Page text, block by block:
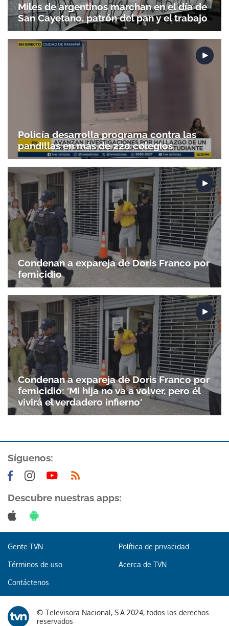
Miles de argentinos marchan en el día de
San Cayetano, patrón del pan y el trabajo
Policía desarrolla programa contra las
pandillas en más de 220 colegios
Condenan a expareja de Doris Franco por
femicidio
Condenan a expareja de Doris Franco por
femicidio: 'Mi hija no va a volver, pero él
vivirá el verdadero infierno'
Síguenos:
Descubre nuestras apps:
Gente TVN Política de privacidad
Términos de uso Acerca de TVN
Contáctenos
© Televisora Nacional, S.A 2024, todos los derechos
reservados